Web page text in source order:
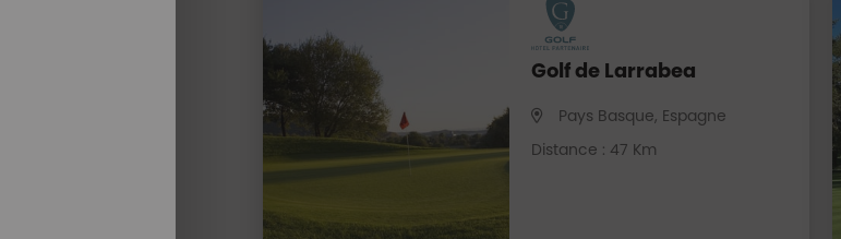
Golf de Larrabea
Pays Basque, Espagne
Distance : 47 Km